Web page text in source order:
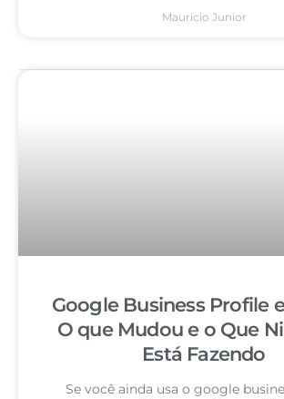
Mauricio Junior
Google Business Profile
O que Mudou e o Que
Está Fazendo
Se você ainda usa o google